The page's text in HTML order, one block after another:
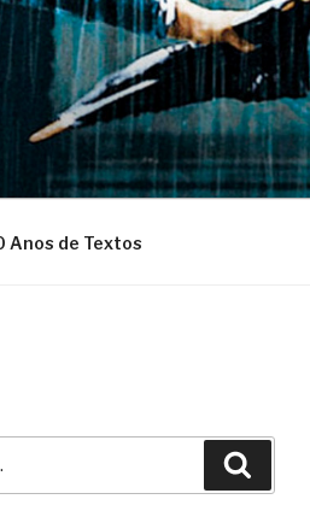
Anos de Textos